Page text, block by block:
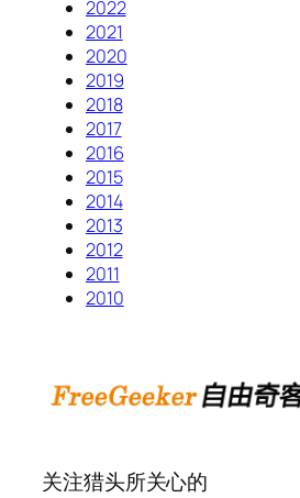
2022
2021
2020
2019
2018
2017
2016
2015
2014
2013
2012
2011
2010
关注猎头所关心的